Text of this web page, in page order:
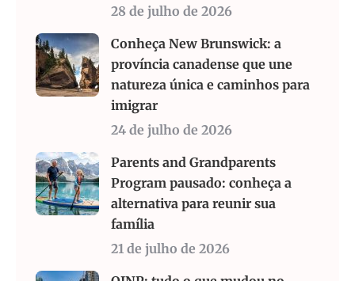
28 de julho de 2026
Conheça New Brunswick: a
província canadense que une
natureza única e caminhos para
imigrar
24 de julho de 2026
Parents and Grandparents
Program pausado: conheça a
alternativa para reunir sua
família
21 de julho de 2026